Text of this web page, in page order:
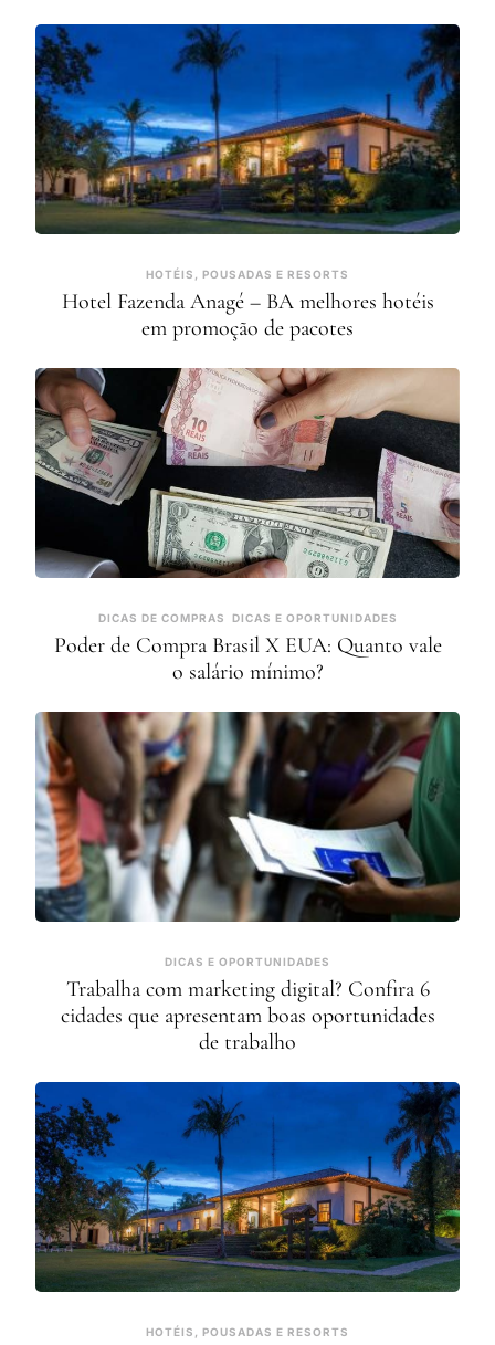
HOTÉIS, POUSADAS E RESORTS
Hotel Fazenda Anagé – BA melhores hotéis
em promoção de pacotes
DICAS DE COMPRAS DICAS E OPORTUNIDADES
Poder de Compra Brasil X EUA: Quanto vale
o salário mínimo?
DICAS E OPORTUNIDADES
Trabalha com marketing digital? Confira 6
cidades que apresentam boas oportunidades
de trabalho
HOTÉIS, POUSADAS E RESORTS